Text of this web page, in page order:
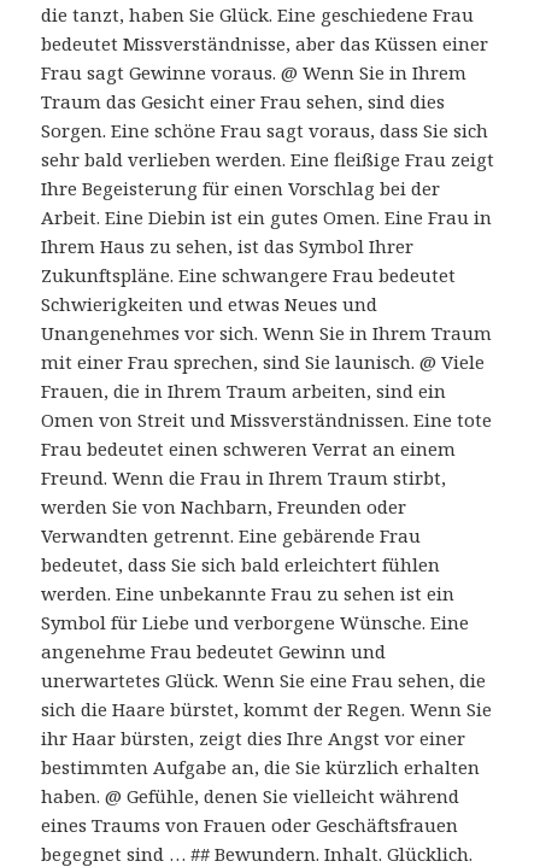
die tanzt, haben Sie Glück. Eine geschiedene Frau
bedeutet Missverständnisse, aber das Küssen einer
Frau sagt Gewinne voraus. @ Wenn Sie in Ihrem
Traum das Gesicht einer Frau sehen, sind dies
Sorgen. Eine schöne Frau sagt voraus, dass Sie sich
sehr bald verlieben werden. Eine fleißige Frau zeigt
Ihre Begeisterung für einen Vorschlag bei der
Arbeit. Eine Diebin ist ein gutes Omen. Eine Frau in
Ihrem Haus zu sehen, ist das Symbol Ihrer
Zukunftspläne. Eine schwangere Frau bedeutet
Schwierigkeiten und etwas Neues und
Unangenehmes vor sich. Wenn Sie in Ihrem Traum
mit einer Frau sprechen, sind Sie launisch. @ Viele
Frauen, die in Ihrem Traum arbeiten, sind ein
Omen von Streit und Missverständnissen. Eine tote
Frau bedeutet einen schweren Verrat an einem
Freund. Wenn die Frau in Ihrem Traum stirbt,
werden Sie von Nachbarn, Freunden oder
Verwandten getrennt. Eine gebärende Frau
bedeutet, dass Sie sich bald erleichtert fühlen
werden. Eine unbekannte Frau zu sehen ist ein
Symbol für Liebe und verborgene Wünsche. Eine
angenehme Frau bedeutet Gewinn und
unerwartetes Glück. Wenn Sie eine Frau sehen, die
sich die Haare bürstet, kommt der Regen. Wenn Sie
ihr Haar bürsten, zeigt dies Ihre Angst vor einer
bestimmten Aufgabe an, die Sie kürzlich erhalten
haben. @ Gefühle, denen Sie vielleicht während
eines Traums von Frauen oder Geschäftsfrauen
begegnet sind … ## Bewundern. Inhalt. Glücklich.